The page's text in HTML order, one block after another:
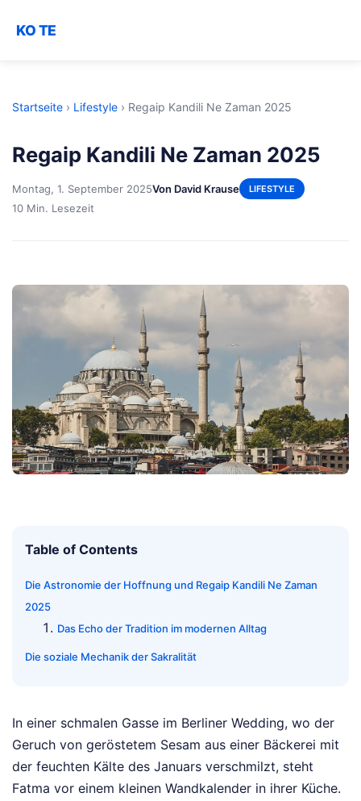
KO TE
Startseite › Lifestyle › Regaip Kandili Ne Zaman 2025
Regaip Kandili Ne Zaman 2025
Montag, 1. September 2025Von David Krause LIFESTYLE
10 Min. Lesezeit
Table of Contents
Die Astronomie der Hoffnung und Regaip Kandili Ne Zaman
2025
Das Echo der Tradition im modernen Alltag
Die soziale Mechanik der Sakralität
In einer schmalen Gasse im Berliner Wedding, wo der
Geruch von geröstetem Sesam aus einer Bäckerei mit
der feuchten Kälte des Januars verschmilzt, steht
Fatma vor einem kleinen Wandkalender in ihrer Küche.